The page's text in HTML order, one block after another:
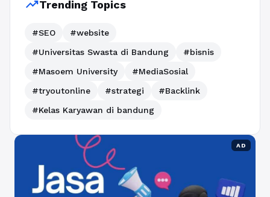
trending_upTrending Topics
#SEO
#website
#Universitas Swasta di Bandung
#bisnis
#Masoem University
#MediaSosial
#tryoutonline
#strategi
#Backlink
#Kelas Karyawan di bandung
AD